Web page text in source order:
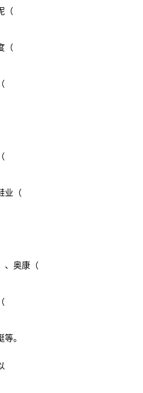
（
（
业（
、奥康（
等。